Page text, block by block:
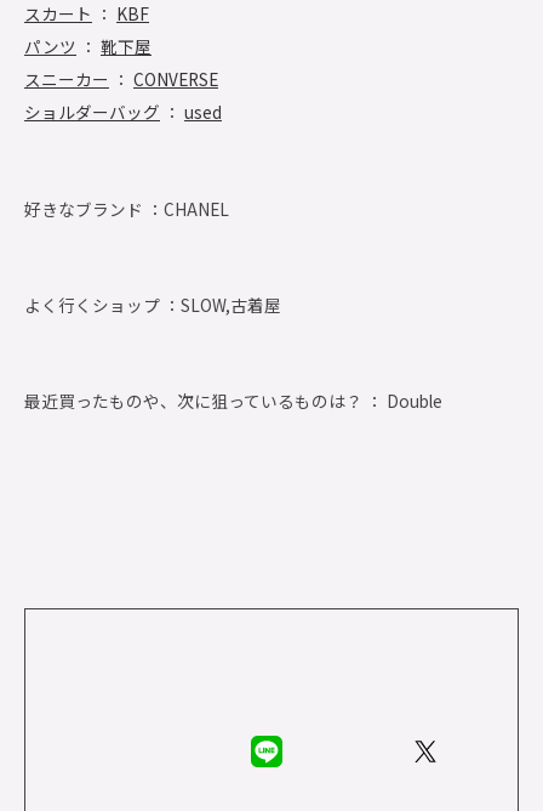
スカート ： KBF
パンツ ： 靴下屋
スニーカー ： CONVERSE
ショルダーバッグ ： used
好きなブランド ： CHANEL
よく行くショップ ： SLOW,古着屋
最近買ったものや、次に狙っているものは？ ： Double